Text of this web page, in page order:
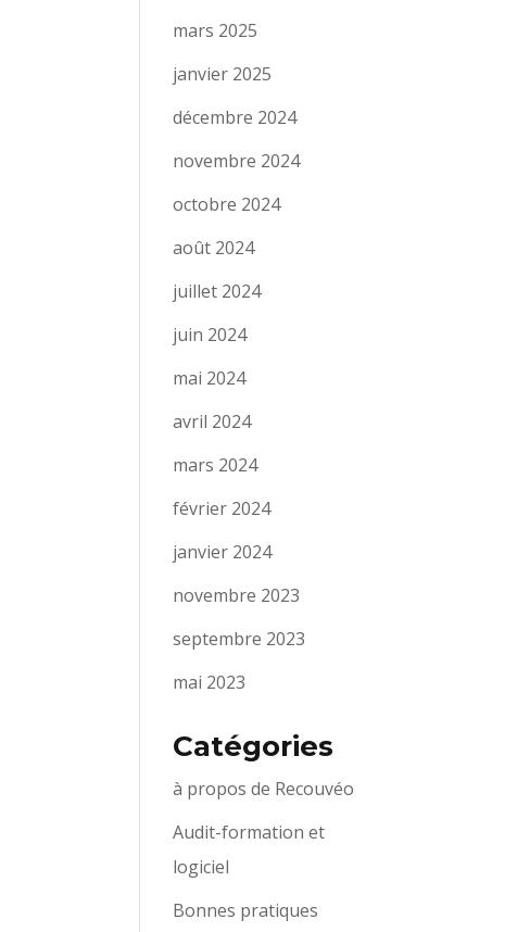
mars 2025
janvier 2025
décembre 2024
novembre 2024
octobre 2024
août 2024
juillet 2024
juin 2024
mai 2024
avril 2024
mars 2024
février 2024
janvier 2024
novembre 2023
septembre 2023
mai 2023
Catégories
à propos de Recouvéo
Audit-formation et
logiciel
Bonnes pratiques